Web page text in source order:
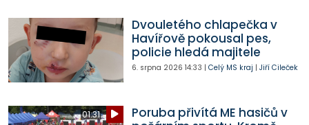
Dvouletého chlapečka v
Havířově pokousal pes,
policie hledá majitele
6. srpna 2026 14:33 | Celý MS kraj | Jiří Cileček
01:31
Poruba přivítá ME hasičů v